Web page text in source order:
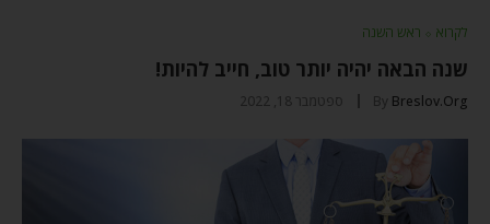
לקרוא ⬦ ראש השנה
שנה הבאה יהיה יותר טוב, חייב להיות!
By Breslov.org ספטמבר 18, 2022